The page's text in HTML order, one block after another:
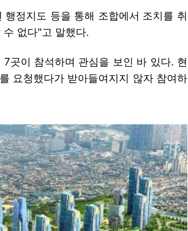
정지도 등을 통해 조합에서 조치를 취
없다"고 말했다.
곳이 참석하며 관심을 보인 바 있다. 현
요청했다가 받아들여지지 않자 참여하